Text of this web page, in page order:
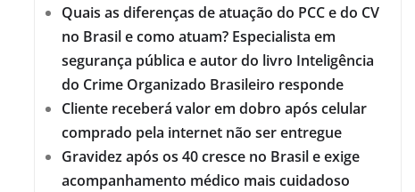
Quais as diferenças de atuação do PCC e do CV
no Brasil e como atuam? Especialista em
segurança pública e autor do livro Inteligência
do Crime Organizado Brasileiro responde
Cliente receberá valor em dobro após celular
comprado pela internet não ser entregue
Gravidez após os 40 cresce no Brasil e exige
acompanhamento médico mais cuidadoso